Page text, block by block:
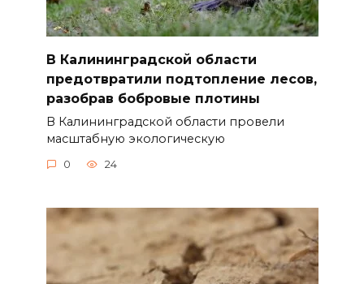
В Калининградской области
предотвратили подтопление лесов,
разобрав бобровые плотины
В Калининградской области провели
масштабную экологическую
0 24